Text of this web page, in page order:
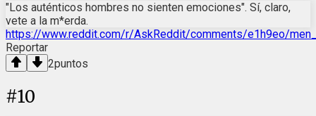
"Los auténticos hombres no sienten emociones". Sí, claro,
vete a la m*erda.
https://www.reddit.com/r/AskReddit/comments/e1h9eo/
Reportar
2puntos
#10